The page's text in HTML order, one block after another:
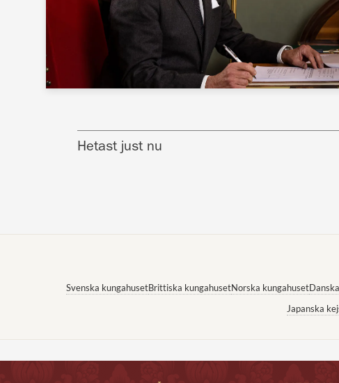
Hetast just nu
Svenska kungahusetBrittiska kungahusetNorska kungahuset
Japanska